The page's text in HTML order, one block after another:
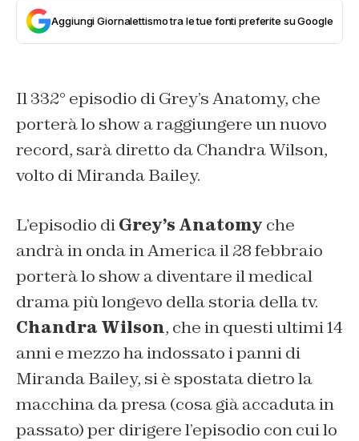
Aggiungi Giornalettismo tra le tue fonti preferite su Google
Il 332° episodio di Grey’s Anatomy, che
porterà lo show a raggiungere un nuovo
record, sarà diretto da Chandra Wilson,
volto di Miranda Bailey.
L’episodio diGrey’s Anatomy che
andrà in onda in America il 28 febbraio
porterà lo show a diventare il medical
drama più longevo della storia della tv.
Chandra Wilson, che in questi ultimi 14
anni e mezzo ha indossato i panni di
Miranda Bailey, si è spostata dietro la
macchina da presa (cosa già accaduta in
passato) per dirigere l’episodio con cui lo